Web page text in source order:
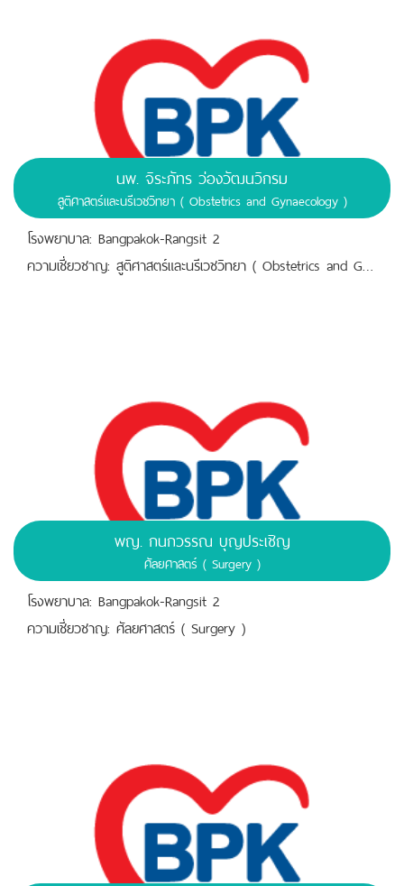
นพ. จิระภัทร ว่องวัฒนวิกรม
สูติศาสตร์และนรีเวชวิทยา ( Obstetrics and Gynaecology )
โรงพยาบาล: Bangpakok-Rangsit 2
ความเชี่ยวชาญ: สูติศาสตร์และนรีเวชวิทยา ( Obstetrics and Gynaecology )
พญ. กนกวรรณ บุญประเชิญ
ศัลยศาสตร์ ( Surgery )
โรงพยาบาล: Bangpakok-Rangsit 2
ความเชี่ยวชาญ: ศัลยศาสตร์ ( Surgery )